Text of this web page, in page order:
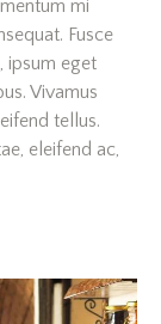
mi
Fusce
ipsum eget
Vivamus
tellus.
eleifend ac,